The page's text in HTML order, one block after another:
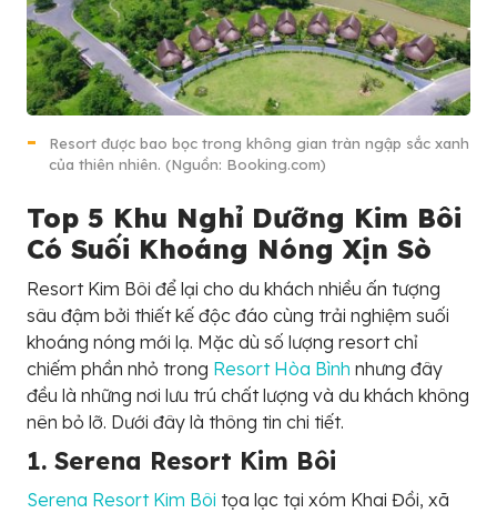
Resort được bao bọc trong không gian tràn ngập sắc xanh
của thiên nhiên. (Nguồn: Booking.com)
Top 5 Khu Nghỉ Dưỡng Kim Bôi
Có Suối Khoáng Nóng Xịn Sò
Resort Kim Bôi để lại cho du khách nhiều ấn tượng
sâu đậm bởi thiết kế độc đáo cùng trải nghiệm suối
khoáng nóng mới lạ. Mặc dù số lượng resort chỉ
chiếm phần nhỏ trong Resort Hòa Bình nhưng đây
đều là những nơi lưu trú chất lượng và du khách không
nên bỏ lỡ. Dưới đây là thông tin chi tiết.
1. Serena Resort Kim Bôi
Serena Resort Kim Bôi tọa lạc tại xóm Khai Đồi, xã